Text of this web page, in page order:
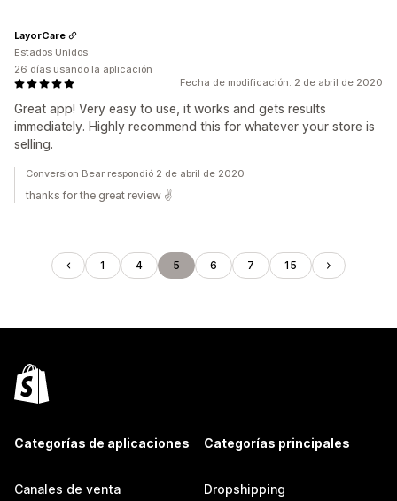
Fecha de modificación: 2 de abril de 2020
Great app! Very easy to use, it works and gets results
immediately. Highly recommend this for whatever your store is
selling.
LayorCare
Estados Unidos
26 días usando la aplicación
Conversion Bear respondió 2 de abril de 2020
thanks for the great review ✌️
1 4 5 6 7 15
Categorías de aplicaciones
Canales de venta
Categorías principales
Dropshipping